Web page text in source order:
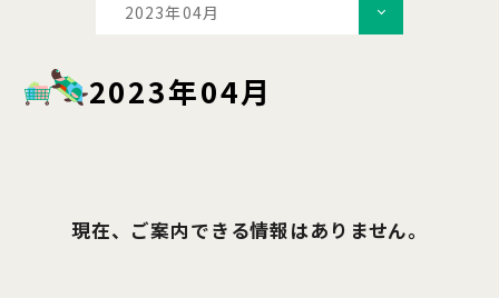
2023年04月
2023年04月
現在、ご案内できる情報はありません。